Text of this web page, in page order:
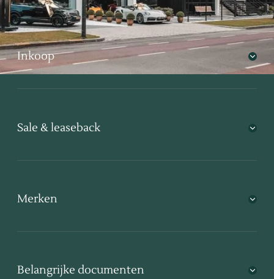
Inkoop
Sale & leaseback
Merken
Belangrijke documenten